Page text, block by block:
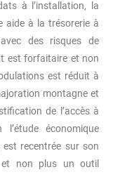
à l’installation, la
aide à la trésorerie à
avec des risques de
est forfaitaire et non
est réduit à
montagne et
de l’accès à
économique
est recentrée sur son
non plus un outil